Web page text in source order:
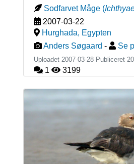
Sodfarvet Måge (
2007-03-22
Hurghada, Egypten
Anders Søgaard - Se
Uploadet 2007-03-28 Publiceret
1 3199